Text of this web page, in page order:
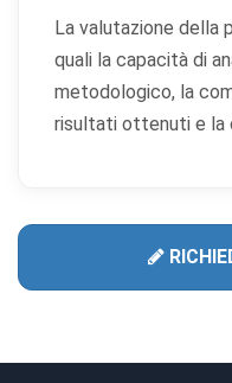
La valutazione della
quali la capacità di
metodologico, la
risultati ottenuti e la